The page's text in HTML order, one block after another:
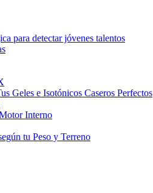
para detectar jóvenes talentos
Geles e Isotónicos Caseros Perfectos
Interno
tu Peso y Terreno